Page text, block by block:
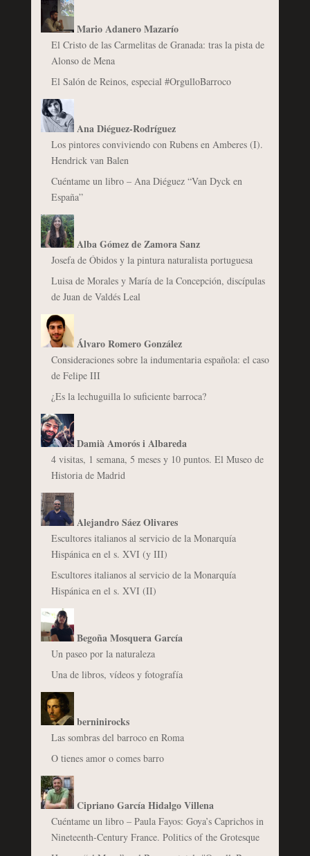
Mario Adanero Mazarío
El Cristo de las Carmelitas de Granada: tras la pista de
Alonso de Mena
El Salón de Reinos, especial #OrgulloBarroco
Ana Diéguez-Rodríguez
Los pintores conviviendo con Rubens en Amberes (I).
Hendrick van Balen
Cuéntame un libro – Ana Diéguez “Van Dyck en
España”
Alba Gómez de Zamora Sanz
Josefa de Óbidos y la pintura naturalista portuguesa
Luisa de Morales y María de la Concepción, discípulas
de Juan de Valdés Leal
Álvaro Romero González
Consideraciones sobre la indumentaria española: el caso
de Felipe III
¿Es la lechuguilla lo suficiente barroca?
Damià Amorós i Albareda
4 visitas, 1 semana, 5 meses y 10 puntos. El Museo de
Historia de Madrid
Alejandro Sáez Olivares
Escultores italianos al servicio de la Monarquía
Hispánica en el s. XVI (y III)
Escultores italianos al servicio de la Monarquía
Hispánica en el s. XVI (II)
Begoña Mosquera García
Un paseo por la naturaleza
Una de libros, vídeos y fotografía
berninirocks
Las sombras del barroco en Roma
O tienes amor o comes barro
Cipriano García Hidalgo Villena
Cuéntame un libro – Paula Fayos: Goya’s Caprichos in
Nineteenth-Century France. Politics of the Grotesque